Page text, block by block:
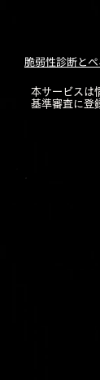
脆弱性診断と
本サービスは
基準審査に登